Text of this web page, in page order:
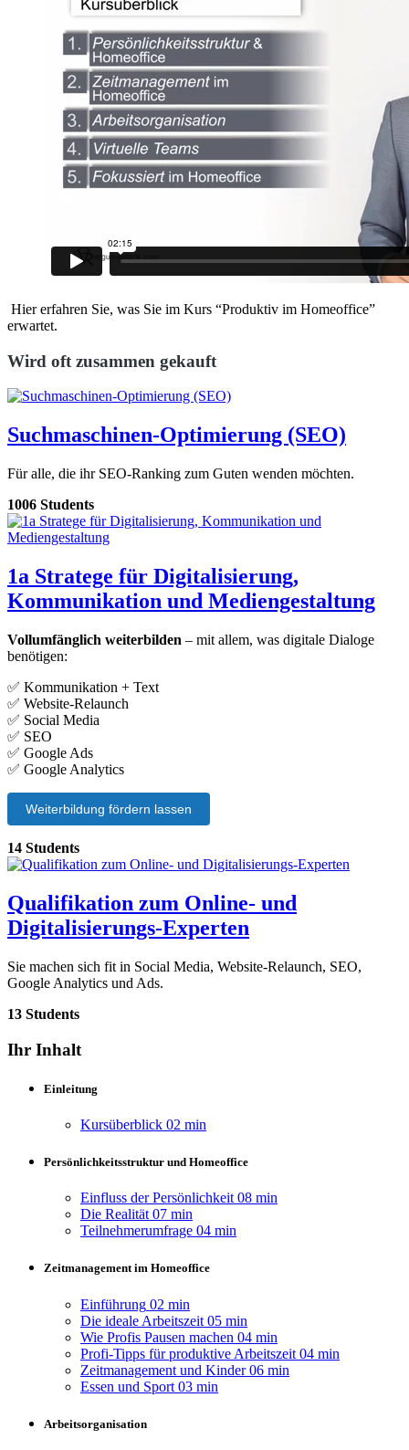
Hier erfahren Sie, was Sie im Kurs “Produktiv im Homeoffice”
erwartet.
Wird oft zusammen gekauft
Suchmaschinen-Optimierung (SEO)
Für alle, die ihr SEO-Ranking zum Guten wenden möchten.
1006 Students
1a Stratege für Digitalisierung,
Kommunikation und Mediengestaltung
Vollumfänglich weiterbilden – mit allem, was digitale Dialoge
benötigen:
✅ Kommunikation + Text
✅ Website-Relaunch
✅ Social Media
✅ SEO
✅ Google Ads
✅ Google Analytics
Weiterbildung fördern lassen
14 Students
Qualifikation zum Online- und
Digitalisierungs-Experten
Sie machen sich fit in Social Media, Website-Relaunch, SEO,
Google Analytics und Ads.
13 Students
Ihr Inhalt
Einleitung
Kursüberblick 02 min
Persönlichkeitsstruktur und Homeoffice
Einfluss der Persönlichkeit 08 min
Die Realität 07 min
Teilnehmerumfrage 04 min
Zeitmanagement im Homeoffice
Einführung 02 min
Die ideale Arbeitszeit 05 min
Wie Profis Pausen machen 04 min
Profi-Tipps für produktive Arbeitszeit 04 min
Zeitmanagement und Kinder 06 min
Essen und Sport 03 min
Arbeitsorganisation